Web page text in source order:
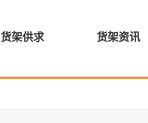
货架供求 货架资讯